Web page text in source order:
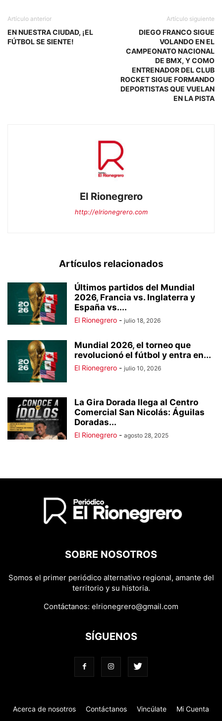
Artículo anterior
EN NUESTRA CIUDAD, ¡EL
FÚTBOL SE SIENTE!
Artículo siguiente
DIEGO FRANCO SIGUE
VOLANDO EN EL
CAMPEONATO NACIONAL
DE BMX, Y COMO
ENTRENADOR DEL CLUB
ROCKET SIGUE FORMANDO
DEPORTISTAS QUE VUELAN
EN LA PISTA
El Rionegrero
http://elrionegrero.com
Artículos relacionados
Últimos partidos del Mundial
2026, Francia vs. Inglaterra y
España vs....
El Rionegrero - julio 18, 2026
Mundial 2026, el torneo que
revolucionó el fútbol y entra en...
El Rionegrero - julio 10, 2026
La Gira Dorada llega al Centro
Comercial San Nicolás: Águilas
Doradas...
El Rionegrero - agosto 28, 2025
SOBRE NOSOTROS
Somos el primer periódico alternativo regional, amante del
territorio y su historia.
Contáctanos: elrionegrero@gmail.com
SÍGUENOS
Acerca de nosotros Contáctanos Vincúlate Mi Cuenta